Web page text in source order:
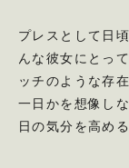
プレスとして日
んな彼女にとっ
ッチのような存
一日かを想像し
日の気分を高め